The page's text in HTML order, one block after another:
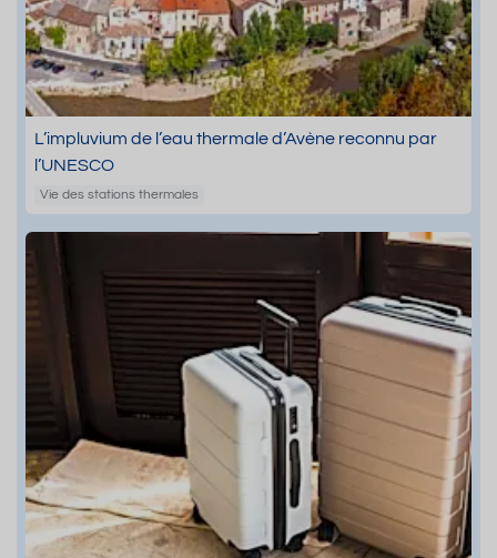
L’impluvium de l’eau thermale d’Avène reconnu par
l’UNESCO
Vie des stations thermales